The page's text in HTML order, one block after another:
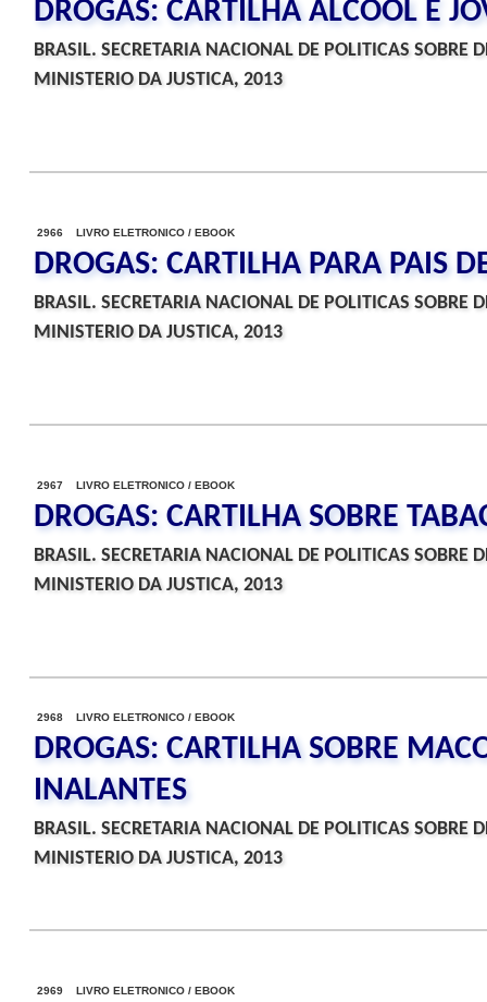
DROGAS: CARTILHA ALCOOL E
BRASIL. SECRETARIA NACIONAL DE POLITICAS SOBRE
MINISTERIO DA JUSTICA, 2013
2966 LIVRO ELETRONICO / EBOOK
DROGAS: CARTILHA PARA PAIS
BRASIL. SECRETARIA NACIONAL DE POLITICAS SOBRE
MINISTERIO DA JUSTICA, 2013
2967 LIVRO ELETRONICO / EBOOK
DROGAS: CARTILHA SOBRE
BRASIL. SECRETARIA NACIONAL DE POLITICAS SOBRE
MINISTERIO DA JUSTICA, 2013
2968 LIVRO ELETRONICO / EBOOK
DROGAS: CARTILHA SOBRE
INALANTES
BRASIL. SECRETARIA NACIONAL DE POLITICAS SOBRE
MINISTERIO DA JUSTICA, 2013
2969 LIVRO ELETRONICO / EBOOK